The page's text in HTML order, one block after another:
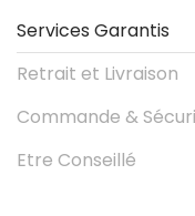
Services Garantis
Retrait et Livraison
Commande &
Etre Conseillé